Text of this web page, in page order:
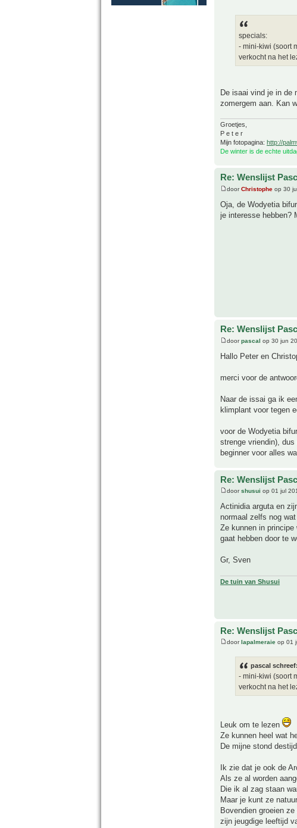
specials:
- mini-kiwi (soort
verkocht na het
De isaai vind je in de
zomergem aan. Kan
Groetjes,
P e t e r
Mijn fotopagina: http://
De winter is de echte
Re: Wenslijst
doorChristophe op 30
Oja, de Wodyetia
je interesse hebben?
Re: Wenslijst
doorpascal op 30 jun
Hallo Peter en
merci voor de
Naar de issai ga ik
klimplant voor tegen
voor de Wodyetia
strenge vriendin),
beginner voor alles
Re: Wenslijst
doorshusui op 01 jul
Actinidia arguta en
normaal zelfs nog
Ze kunnen in
gaat hebben door te
Gr, Sven
De tuin van Shusui
Re: Wenslijst
door lapalmeraie op 01
pascal schreef:
- mini-kiwi (soort
verkocht na het
Leuk om te lezen
Ze kunnen heel wat
De mijne stond
Ik zie dat je ook de
Als ze al worden
Die ik al zag staan
Maar je kunt ze
Bovendien groeien
zijn jeugdige leeftijd